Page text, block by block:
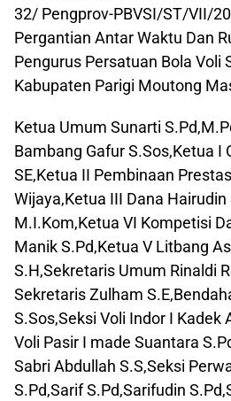
32/ Pengprov-PBVSI/ST/VII/
Pergantian Antar Waktu Dan
Pengurus Persatuan Bola Voli
Kabupaten Parigi Moutong
Ketua Umum Sunarti
Bambang Gafur S.Sos,Ketua I
SE,Ketua II Pembinaan
Wijaya,Ketua III Dana Hairudin
M.I.Kom,Ketua VI Kompetisi
Manik S.Pd,Ketua V Litbang
S.H,Sekretaris Umum Rinaldi
Sekretaris Zulham
S.Sos,Seksi Voli Indor I Kadek
Voli Pasir I made Suantara
Sabri Abdullah S.S,Seksi
S.Pd,Sarif S.Pd,Sarifudin